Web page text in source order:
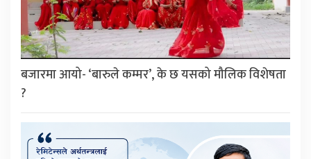
बजारमा आयो- ‘बारुले कम्मर’, के छ यसको मौलिक विशेषता
?